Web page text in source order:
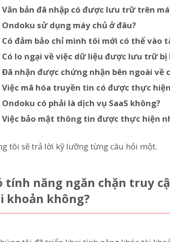
Văn bản đã nhập có được lưu trữ trên
Ondoku sử dụng máy chủ ở đâu?
Có đảm bảo chỉ mình tôi mới có thể vào
Có lo ngại về việc dữ liệu được lưu trữ
Đã nhận được chứng nhận bên ngoài về
Việc mã hóa truyền tin có được thực
Ondoku có phải là dịch vụ SaaS không?
Việc bảo mật thông tin được thực hiện
tôi sẽ trả lời kỹ lưỡng từng câu hỏi một.
tính năng ngăn chặn truy
khoản không?